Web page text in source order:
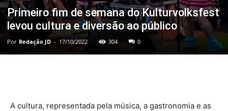
Primeiro fim de semana do Kulturvolksfest
levou cultura e diversão ao público
Por Redação JD - 17/10/2022 304 0
A cultura, representada pela música, a gastronomia e as